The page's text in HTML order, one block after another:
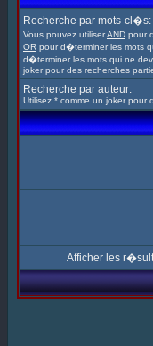
Recherche par mots-cl�s:
Vous pouvez utiliserAND pour
OR pour d�terminer les mots
d�terminer les mots qui ne
joker pour des recherches
Recherche par auteur:
Utilisez * comme un joker pour
Afficher les